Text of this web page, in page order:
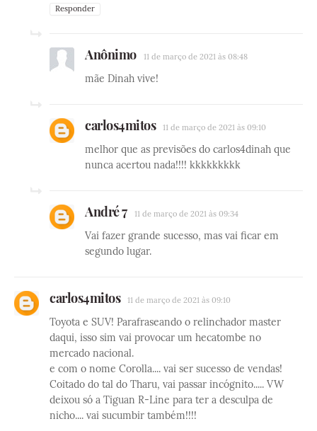
Responder
Anônimo 11 de março de 2021 às 08:48
mãe Dinah vive!
carlos4mitos 11 de março de 2021 às 09:10
melhor que as previsões do carlos4dinah que
nunca acertou nada!!!! kkkkkkkkk
André 7 11 de março de 2021 às 09:34
Vai fazer grande sucesso, mas vai ficar em
segundo lugar.
carlos4mitos 11 de março de 2021 às 09:10
Toyota e SUV! Parafraseando o relinchador master
daqui, isso sim vai provocar um hecatombe no
mercado nacional.
e com o nome Corolla.... vai ser sucesso de vendas!
Coitado do tal do Tharu, vai passar incógnito..... VW
deixou só a Tiguan R-Line para ter a desculpa de
nicho.... vai sucumbir também!!!!